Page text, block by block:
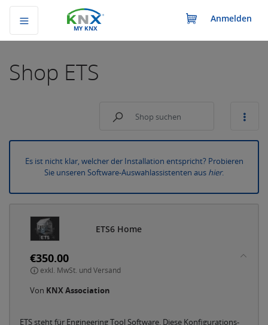
MY KNX
Anmelden
Shop ETS
Es ist nicht klar, welcher der Installation entspricht? Probieren
Sie unseren Software-Auswahlassistenten aus hier.
ETS6 Home
€350.00
exkl. MwSt. und Versand
Von KNX Association
ETS steht für Engineering Tool Software. Diese Konfigurations-